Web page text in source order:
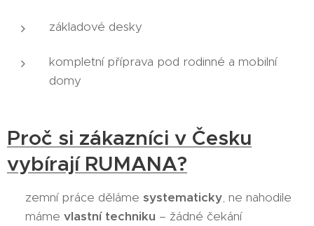
základové desky
kompletní příprava pod rodinné a mobilní
domy
Proč si zákazníci v Česku
vybírají RUMANA?
✔ zemní práce děláme systematicky, ne nahodile
✔ máme vlastní techniku – žádné čekání